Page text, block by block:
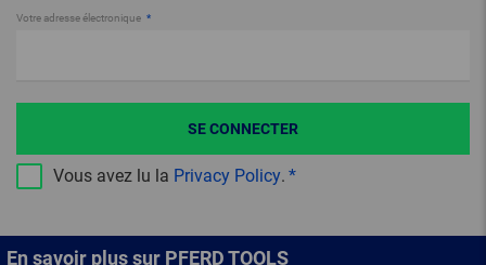
Votre adresse électronique
Vous avez lu la Privacy Policy.
SE CONNECTER
En savoir plus sur PFERD TOOLS